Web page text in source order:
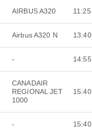
AIRBUS A320 11:25
Airbus A320 N 13:40
- 14:55
CANADAIR
REGIONAL JET
1000
15:40
- 15:40